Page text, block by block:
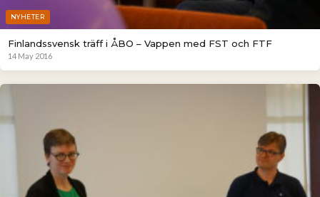
NYHETER
Finlandssvensk träff i ÅBO – Vappen med FST och FTF
14 May 2016